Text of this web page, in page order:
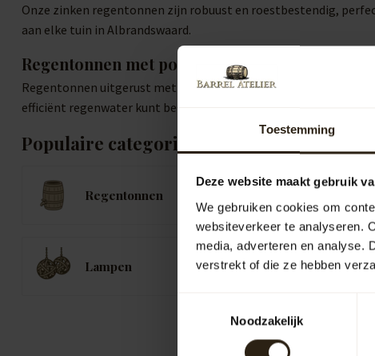
Toestemming
Deze website maakt gebruik
We gebruiken cookies om
websiteverkeer te analyseren.
media, adverteren en analyse.
verstrekt of die ze hebben
Noodzakelijk
Onze zinken regentonnen zijn robuust en roestbestendig,
aan elke tuin in Albrandswaard.
Regentonnen met pomp of kraan
Regentonnen uitgerust met een pomp of kraan verhogen het
efficiënt regenwater kunt benutten voor het onderhoud van je
Populaire categorieën
Regentonnen
Lampen